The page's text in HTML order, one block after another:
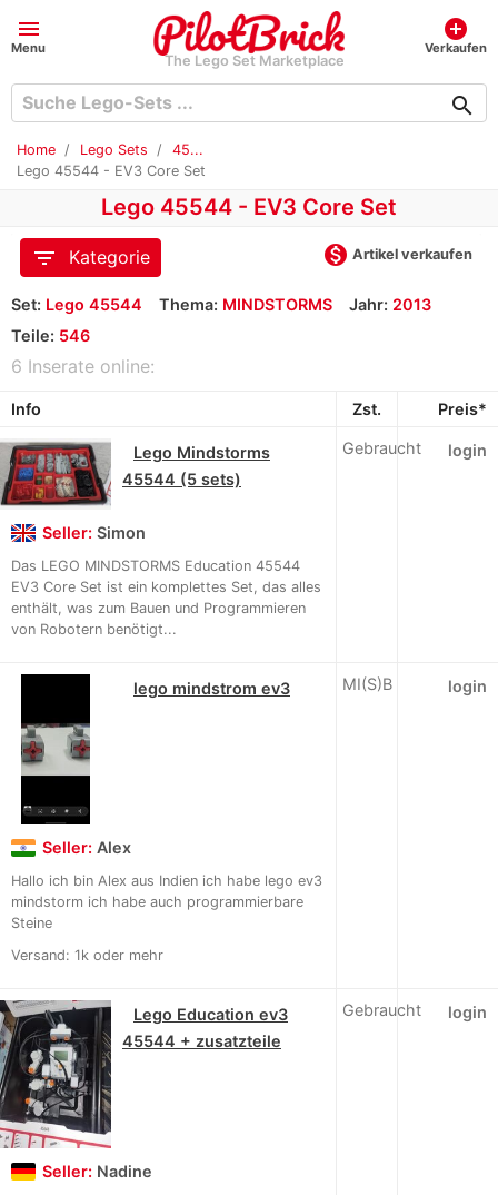
menu
Menu
The Lego Set Marketplace
add_circle
Verkaufen
search
Home Lego Sets
45...
Lego 45544 - EV3 Core Set
Lego 45544 - EV3 Core Set
filter_list
Kategorie monetization_on Artikel verkaufen
Set: Lego 45544 Thema: MINDSTORMS Jahr: 2013
Teile: 546
6 Inserate online:
Info Zst. Preis*
Lego Mindstorms
45544 (5 sets)
Seller: Simon
Das LEGO MINDSTORMS Education 45544
EV3 Core Set ist ein komplettes Set, das alles
enthält, was zum Bauen und Programmieren
von Robotern benötigt...
Gebraucht login
lego mindstrom ev3
Seller: Alex
Hallo ich bin Alex aus Indien ich habe lego ev3
mindstorm ich habe auch programmierbare
Steine
Versand: 1k oder mehr
MI(S)B login
Lego Education ev3
45544 + zusatzteile
Seller: Nadine
Gebraucht login